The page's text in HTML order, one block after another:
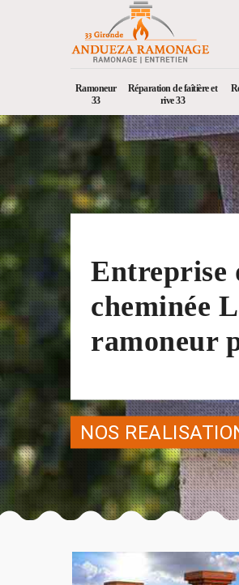
Ramoneur
33
Réparation de faîtière et
rive 33
Entreprise
cheminée
ramoneur
NOS